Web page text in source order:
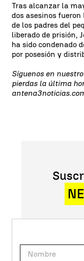
Tras alcanzar la
dos asesinos
de los padres del
liberado de prisión,
ha sido condenado
por posesión y
Síguenos en nuestro
pierdas la última